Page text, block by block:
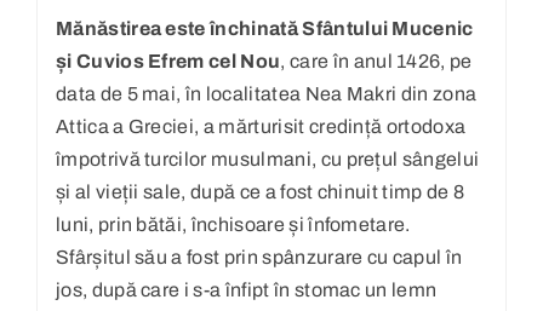
Mănăstirea este închinată Sfântului Mucenic
și Cuvios Efrem cel Nou, care în anul 1426, pe
data de 5 mai, în localitatea Nea Makri din zona
Attica a Greciei, a mărturisit credință ortodoxa
împotrivă turcilor musulmani, cu prețul sângelui
și al vieții sale, după ce a fost chinuit timp de 8
luni, prin bătăi, închisoare și înfometare.
Sfârșitul său a fost prin spânzurare cu capul în
jos, după care i s-a înfipt în stomac un lemn